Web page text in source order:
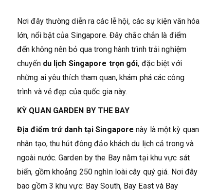
Nơi đây thường diễn ra các lễ hội, các sự kiện văn hóa
lớn, nổi bật của Singapore. Đây chắc chắn là điểm
đến không nên bỏ qua trong hành trình trải nghiệm
chuyến du lịch Singapore trọn gói, đặc biệt với
những ai yêu thích tham quan, khám phá các công
trình và vẻ đẹp của quốc gia này.
KỲ QUAN GARDEN BY THE BAY
Địa điểm trứ danh tại Singapore này là một kỳ quan
nhân tạo, thu hút đông đảo khách du lịch cả trong và
ngoài nước. Garden by the Bay nằm tại khu vực sát
biển, gồm khoảng 250 nghìn loài cây quý giá. Nơi đây
bao gồm 3 khu vực: Bay South, Bay East và Bay